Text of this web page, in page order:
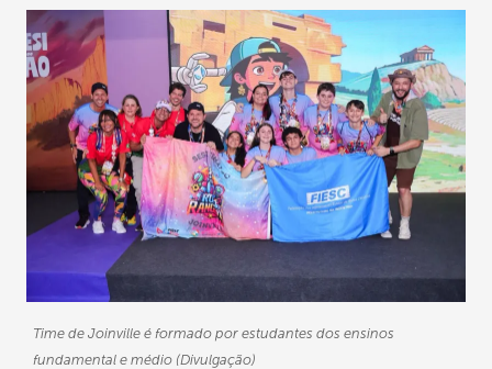
Time de Joinville é formado por estudantes dos ensinos
fundamental e médio (Divulgação)